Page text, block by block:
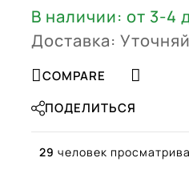
В наличии: от 3-4
Доставка:
COMPARE
ПОДЕЛИТЬСЯ
29 человек